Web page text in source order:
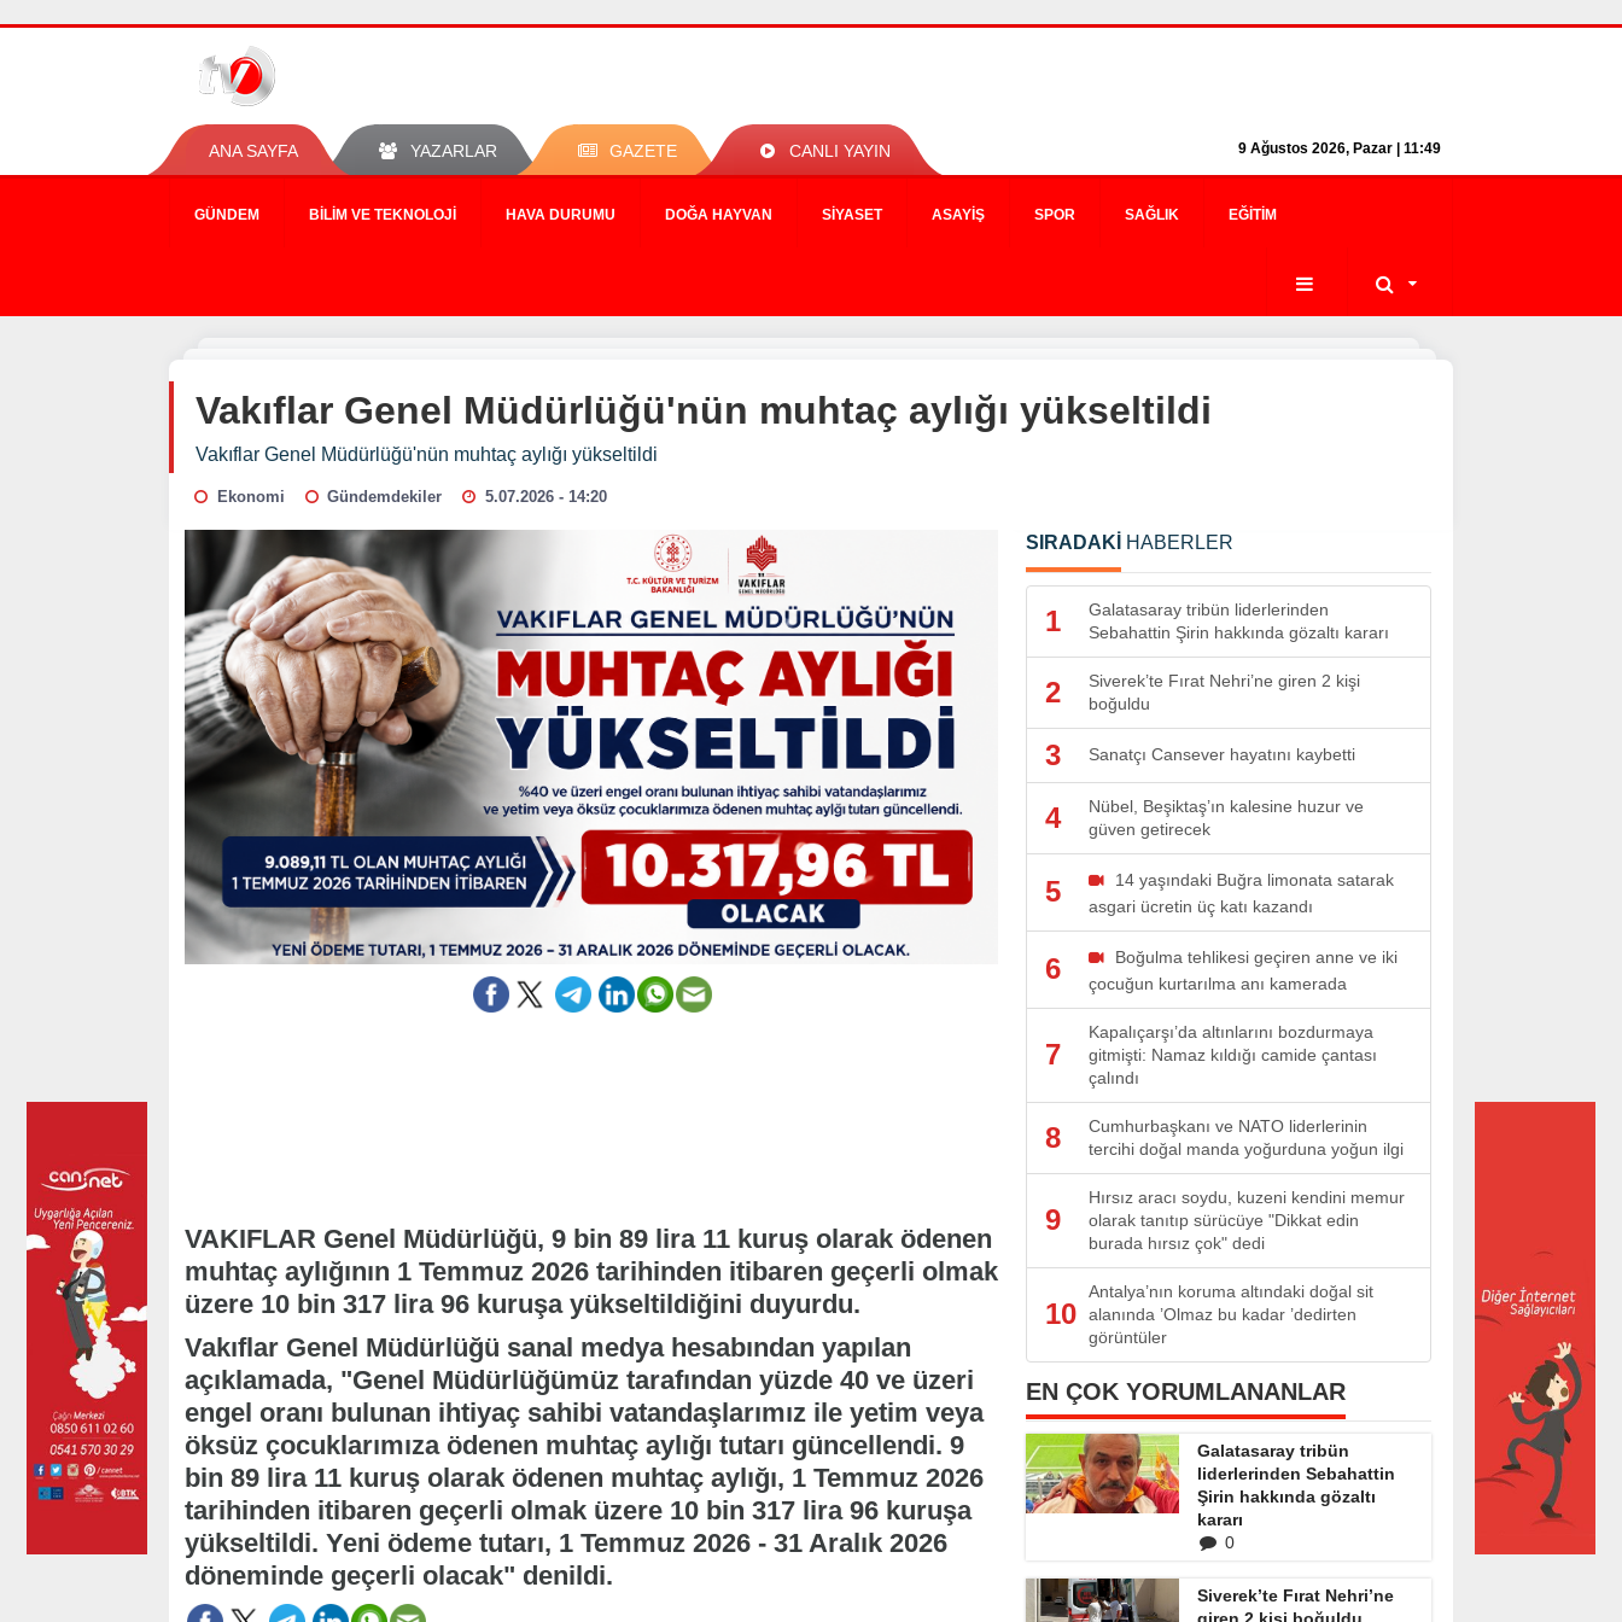
ANA SAYFA YAZARLAR GAZETE CANLI YAYIN 9 Ağustos 2026, Pazar | 11:49
GÜNDEM BILIM VE TEKNOLOJI HAVA DURUMU DOĞA HAYVAN SIYASET ASAYIŞ SPOR SAĞLIK EĞITIM
Vakıflar Genel Müdürlüğü'nün muhtaç aylığı yükseltildi
Vakıflar Genel Müdürlüğü'nün muhtaç aylığı yükseltildi
Ekonomi Gündemdekiler 5.07.2026 - 14:20
VAKIFLAR Genel Müdürlüğü, 9 bin 89 lira 11 kuruş olarak ödenen
muhtaç aylığının 1 Temmuz 2026 tarihinden itibaren geçerli olmak
üzere 10 bin 317 lira 96 kuruşa yükseltildiğini duyurdu.
Vakıflar Genel Müdürlüğü sanal medya hesabından yapılan
açıklamada, "Genel Müdürlüğümüz tarafından yüzde 40 ve üzeri
engel oranı bulunan ihtiyaç sahibi vatandaşlarımız ile yetim veya
öksüz çocuklarımıza ödenen muhtaç aylığı tutarı güncellendi. 9
bin 89 lira 11 kuruş olarak ödenen muhtaç aylığı, 1 Temmuz 2026
tarihinden itibaren geçerli olmak üzere 10 bin 317 lira 96 kuruşa
yükseltildi. Yeni ödeme tutarı, 1 Temmuz 2026 - 31 Aralık 2026
döneminde geçerli olacak" denildi.
SIRADAKİ HABERLER
1
Galatasaray tribün liderlerinden
Sebahattin Şirin hakkında gözaltı kararı
2
Siverek’te Fırat Nehri’ne giren 2 kişi
boğuldu
3 Sanatçı Cansever hayatını kaybetti
4
Nübel, Beşiktaş’ın kalesine huzur ve
güven getirecek
5
14 yaşındaki Buğra limonata satarak
asgari ücretin üç katı kazandı
6
Boğulma tehlikesi geçiren anne ve iki
çocuğun kurtarılma anı kamerada
7
Kapalıçarşı’da altınlarını bozdurmaya
gitmişti: Namaz kıldığı camide çantası
çalındı
8
Cumhurbaşkanı ve NATO liderlerinin
tercihi doğal manda yoğurduna yoğun ilgi
9
Hırsız aracı soydu, kuzeni kendini memur
olarak tanıtıp sürücüye "Dikkat edin
burada hırsız çok" dedi
10
Antalya’nın koruma altındaki doğal sit
alanında ’Olmaz bu kadar ’dedirten
görüntüler
EN ÇOK YORUMLANANLAR
Galatasaray tribün
liderlerinden Sebahattin
Şirin hakkında gözaltı
kararı
0
Siverek’te Fırat Nehri’ne